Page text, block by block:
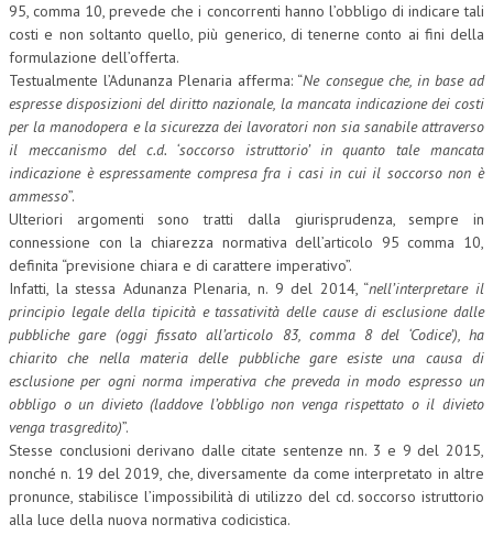
95, comma 10, prevede che i concorrenti hanno l’obbligo di indicare tali
costi e non soltanto quello, più generico, di tenerne conto ai fini della
formulazione dell’offerta.
Testualmente l’Adunanza Plenaria afferma: “Ne consegue che, in base ad
espresse disposizioni del diritto nazionale, la mancata indicazione dei costi
per la manodopera e la sicurezza dei lavoratori non sia sanabile attraverso
il meccanismo del c.d. ‘soccorso istruttorio’ in quanto tale mancata
indicazione è espressamente compresa fra i casi in cui il soccorso non è
ammesso”.
Ulteriori argomenti sono tratti dalla giurisprudenza, sempre in
connessione con la chiarezza normativa dell’articolo 95 comma 10,
definita “previsione chiara e di carattere imperativo”.
Infatti, la stessa Adunanza Plenaria, n. 9 del 2014, “nell’interpretare il
principio legale della tipicità e tassatività delle cause di esclusione dalle
pubbliche gare (oggi fissato all’articolo 83, comma 8 del ‘Codice’), ha
chiarito che nella materia delle pubbliche gare esiste una causa di
esclusione per ogni norma imperativa che preveda in modo espresso un
obbligo o un divieto (laddove l’obbligo non venga rispettato o il divieto
venga trasgredito)”.
Stesse conclusioni derivano dalle citate sentenze nn. 3 e 9 del 2015,
nonché n. 19 del 2019, che, diversamente da come interpretato in altre
pronunce, stabilisce l’impossibilità di utilizzo del cd. soccorso istruttorio
alla luce della nuova normativa codicistica.